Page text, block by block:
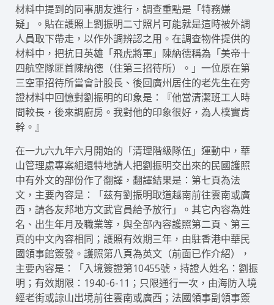
材料中提到的同事朋友進行，調查重點是「特務嫌
疑」。貼在護照上劉振明二寸照片可能就是這時被外調
人員取下帶走，以作外調辨認之用。在調查物件提供的
材料中，把抗日英雄「飛虎將軍」陳納德稱為「美帝十
四航空隊匪首陳納德（住第三招待所）。」一位原在第
三空軍招待所當會計股長、後回廣州居住的老先生在旁
證材料中回憶對劉振明的印象是：『他當清潔班工人時
間較長，後來調廚房。我對他的印象很好，為人樸實肯
幹。』
在一九六九年六月開始的「清理階級隊伍」運動中，華
山管理處專案組還特地請人把劉振明交出來的民國護照
中有外文的部份作了翻譯，翻譯結果是：第七頁為法
文，主要內容是：「茲有劉振明取道越南前往雲南或廣
西，請各友邦地方文武官員給予放行」。其它內容為姓
名、出生年月及職業等，與全部內容護照第二頁、第三
頁的中文內容相同；護照有效期三年，由駐香港中華民
國領事館簽發。護照第八頁為英文（前面已作介紹），
主要內容是：「入境簽證第10455號，持證人姓名：劉振
明；有效期限：1940-6-11；只限通行一次，由海防入境
經老街或諒山出境前往雲南或廣西；法國領事副領事簽